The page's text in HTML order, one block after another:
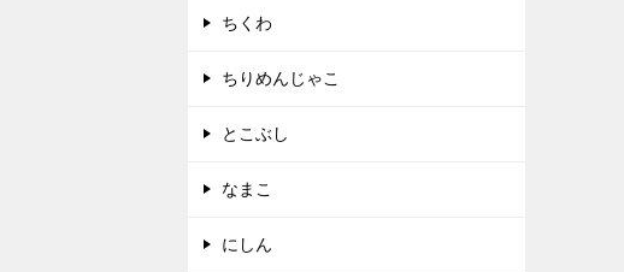
ちくわ
ちりめんじゃこ
とこぶし
なまこ
にしん